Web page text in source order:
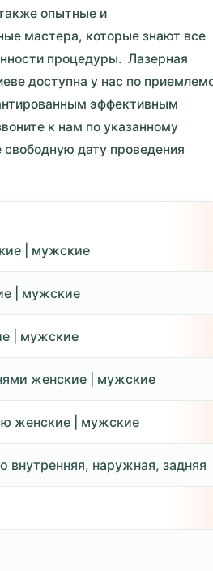
опытные и
мастера, которые знают все
процедуры. Лазерная
доступна у нас по
эффективным
к нам по указанному
свободную дату проведения
| мужские
| мужские
| мужские
женские | мужские
женские | мужские
внутренняя, наружная, задняя